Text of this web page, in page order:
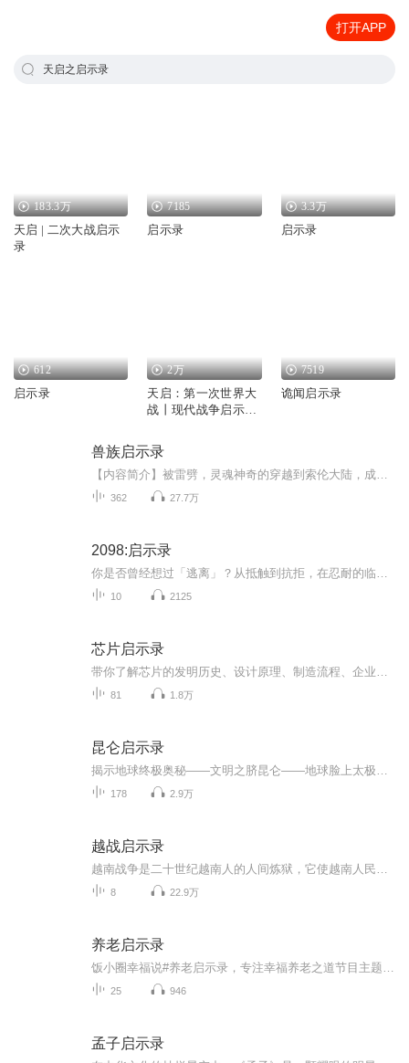
打开APP
天启之启示录
183.3万
天启 | 二次大战启示
录
7185
启示录
3.3万
启示录
612
启示录
2万
天启：第一次世界大
战丨现代战争启示录
7519
诡闻启示录
兽族启示录
362 27.7万
2098:启示录
10 2125
芯片启示录
81 1.8万
昆仑启示录
178 2.9万
越战启示录
8 22.9万
养老启示录
25 946
孟子启示录